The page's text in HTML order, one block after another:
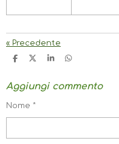
« Precedente
C
D
I
I
D
C
D
V
D
C
D
D
C
D
D
Aggiungi commento
Nome *